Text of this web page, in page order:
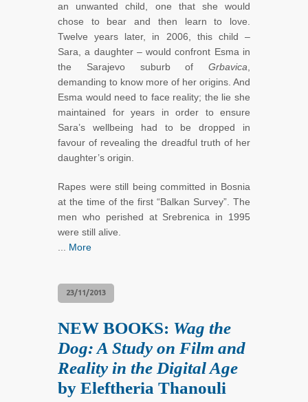
an unwanted child, one that she would
chose to bear and then learn to love.
Twelve years later, in 2006, this child –
Sara, a daughter – would confront Esma in
the Sarajevo suburb of Grbavica,
demanding to know more of her origins. And
Esma would need to face reality; the lie she
maintained for years in order to ensure
Sara’s wellbeing had to be dropped in
favour of revealing the dreadful truth of her
daughter’s origin.
Rapes were still being committed in Bosnia
at the time of the first “Balkan Survey”. The
men who perished at Srebrenica in 1995
were still alive.
... More
23/11/2013
NEW BOOKS: Wag the
Dog: A Study on Film and
Reality in the Digital Age
by Eleftheria Thanouli